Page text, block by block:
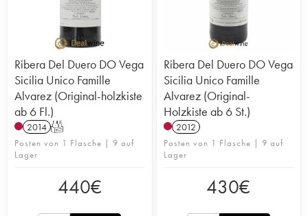
Ribera Del Duero DO Vega
Sicilia Unico Famille
Alvarez (Original-holzkiste
ab 6 Fl.)
2014 T
Posten von 1 Flasche | 9 auf
Lager
440€
Ribera Del Duero DO Vega
Sicilia Unico Famille
Alvarez (Original-
Holzkiste ab 6 St.)
2012
Posten von 1 Flasche | 9 auf
Lager
430€